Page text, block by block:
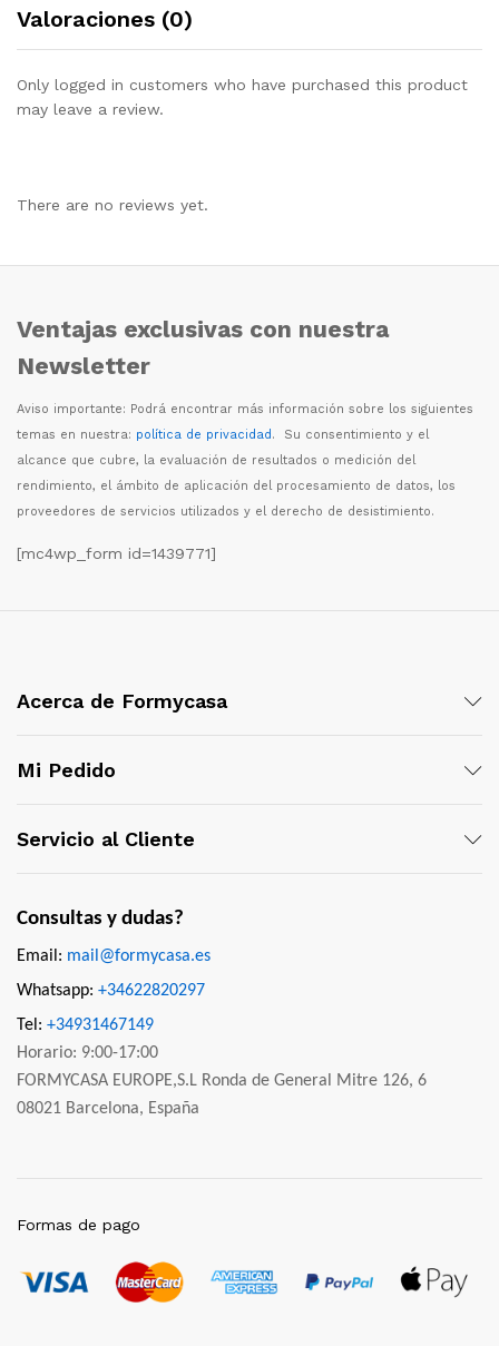
Valoraciones (0)
Only logged in customers who have purchased this product
may leave a review.
There are no reviews yet.
Ventajas exclusivas con nuestra
Newsletter
Aviso importante: Podrá encontrar más información sobre los siguientes
temas en nuestra: política de privacidad. Su consentimiento y el
alcance que cubre, la evaluación de resultados o medición del
rendimiento, el ámbito de aplicación del procesamiento de datos, los
proveedores de servicios utilizados y el derecho de desistimiento.
[mc4wp_form id=1439771]
Acerca de Formycasa
Mi Pedido
Servicio al Cliente
Consultas y dudas?
Email: mail@formycasa.es
Whatsapp: +34622820297
Tel: +34931467149
Horario: 9:00-17:00
FORMYCASA EUROPE,S.L Ronda de General Mitre 126, 6
08021 Barcelona, España
Formas de pago